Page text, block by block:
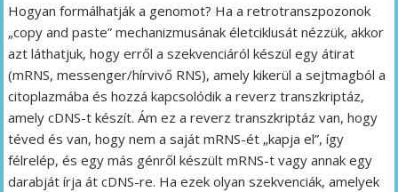
Hogyan formálhatják a genomot? Ha a retrotranszpozonok
„copy and paste” mechanizmusának életciklusát nézzük, akkor
azt láthatjuk, hogy erről a szekvenciáról készül egy átirat
(mRNS, messenger/hírvivő RNS), amely kikerül a sejtmagból a
citoplazmába és hozzá kapcsolódik a reverz transzkriptáz,
amely cDNS-t készít. Ám ez a reverz transzkriptáz van, hogy
téved és van, hogy nem a saját mRNS-ét „kapja el”, így
félrelép, és egy más génről készült mRNS-t vagy annak egy
darabját írja át cDNS-re. Ha ezek olyan szekvenciák, amelyek